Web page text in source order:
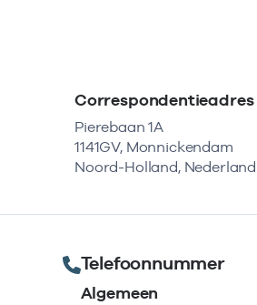
Correspondentieadres
Pierebaan 1A
1141GV, Monnickendam
Noord-Holland, Nederland
Telefoonnummer
Algemeen